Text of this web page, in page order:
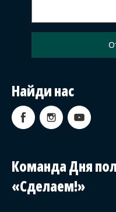
Найди нас
Команда Дня
«Сделаем!»